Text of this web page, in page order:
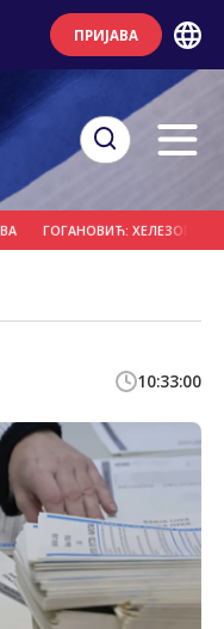
ПРИЈАВА
ГОГАНОВИЋ: ХЕЛЕЗОВИМ
10:33:00